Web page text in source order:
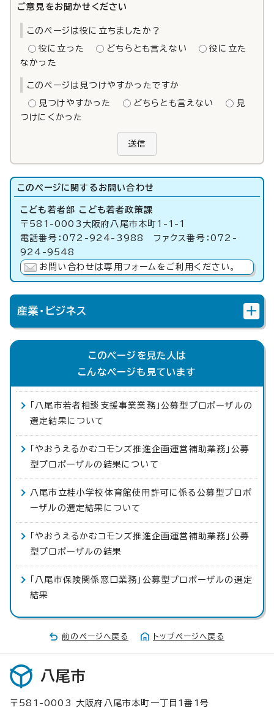
ご意見をお聞かせください
このページは役に立ちましたか？
役に立った どちらとも言えない
役に立た
なかった
このページは見つけやすかったですか
見つけやすかった どちらとも言えない
見
つけにくかった
送信
このページに関する お問い合わせ
こども若者部 こども若者政策課
〒581-0003大阪府八尾市本町1-1-1
電話番号：072-924-3988 ファクス番号：072-
924-9548
お問い合わせは専用フォームをご利用ください。
産業・ビジネス
このページを見た人は
こんなページも見ています
「八尾市若者相談支援事業業務」公募型プロポーザルの
選定結果について
「やおうえるかむコモンズ推進企画運営補助業務」公募
型プロポーザルの結果について
八尾市立桂小学校体育館使用許可に係る公募型プロポ
ーザルの選定結果について
「やおうえるかむコモンズ推進企画運営補助業務」公募
型プロポーザルの結果
「八尾市保険関係窓口業務」公募型プロポーザルの選定
結果
前のページへ戻る トップページへ戻る
八尾市
〒581-0003 大阪府八尾市本町一丁目1番1号